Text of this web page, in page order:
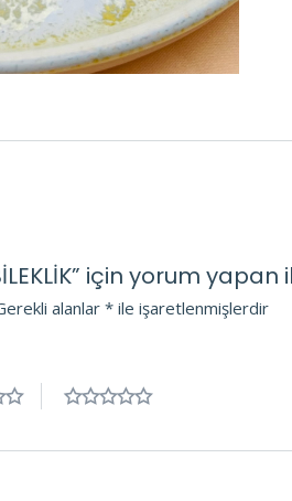
için yorum
alanlar* ile işaretlenmişlerdir